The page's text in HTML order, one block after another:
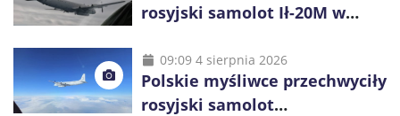
rosyjski samolot Ił-20M w
09:09 4 sierpnia 2026
Polskie myśliwce przechwyciły
rosyjski samolot